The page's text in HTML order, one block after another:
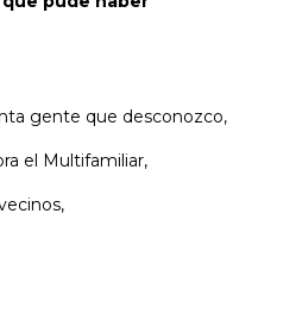
gente que desconozco,
el Multifamiliar,